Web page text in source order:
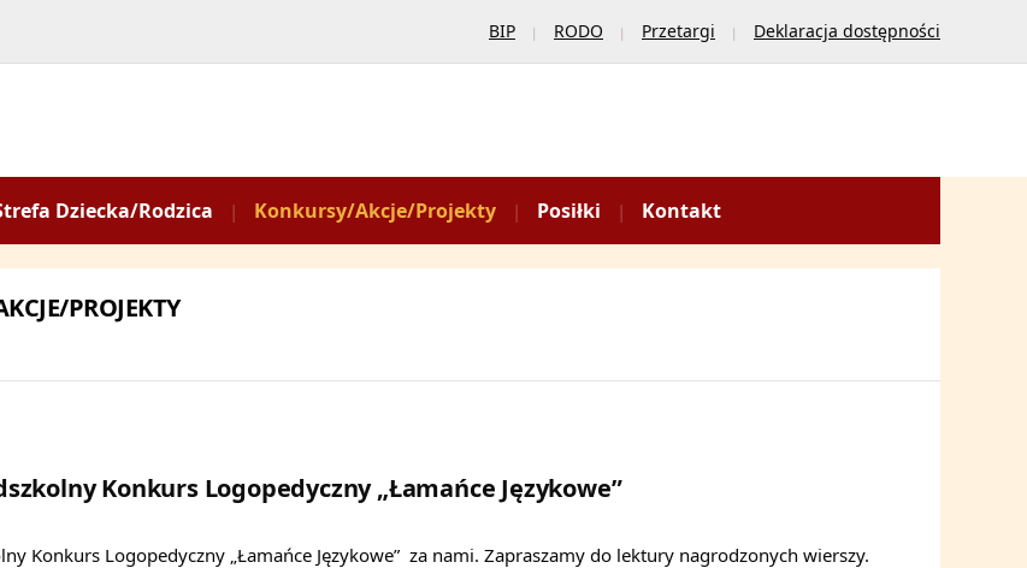
BIP RODO Przetargi Deklaracja dostępności
Dziecka/Rodzica Konkursy/Akcje/Projekty Posiłki Kontakt
PROJEKTY
Konkurs Logopedyczny „Łamańce Językowe”
Konkurs Logopedyczny „Łamańce Językowe” za nami. Zapraszamy do lektury nagrodzonych wierszy.